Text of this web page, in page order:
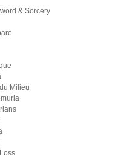
& Sorcery
Milieu